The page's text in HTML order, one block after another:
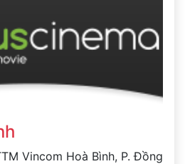
Vincom Hoà Bình, P. Đồng